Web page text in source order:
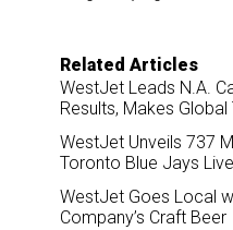
o
k
Related Articles
WestJet Leads N.A.
Results, Makes Global
WestJet Unveils 737
Toronto Blue Jays
WestJet Goes Local
Company’s Craft Beer